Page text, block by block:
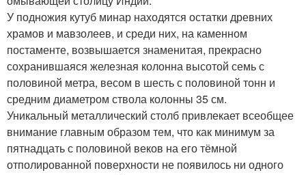
У подножия кутуб минар находятся остатки древних
храмов и мавзолеев, и среди них, на каменном
постаменте, возвышается знаменитая, прекрасно
сохранившаяся железная колонна высотой семь с
половиной метра, весом в шесть с половиной тонн и
средним диаметром ствола колонны 35 см.
Уникальный металлический столб привлекает всеобщее
внимание главным образом тем, что как минимум за
пятнадцать с половиной веков на его тёмной
отполированной поверхности не появилось ни одного